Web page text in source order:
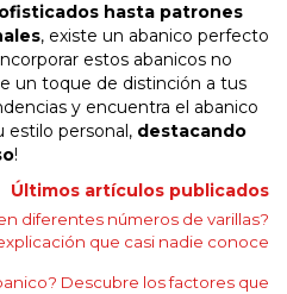
hasta patrones
, existe un abanico perfecto
estos abanicos no
un toque de distinción a tus
y encuentra el abanico
personal, destacando
!
Últimos artículos publicados
diferentes números de varillas?
que casi nadie conoce
Descubre los factores que